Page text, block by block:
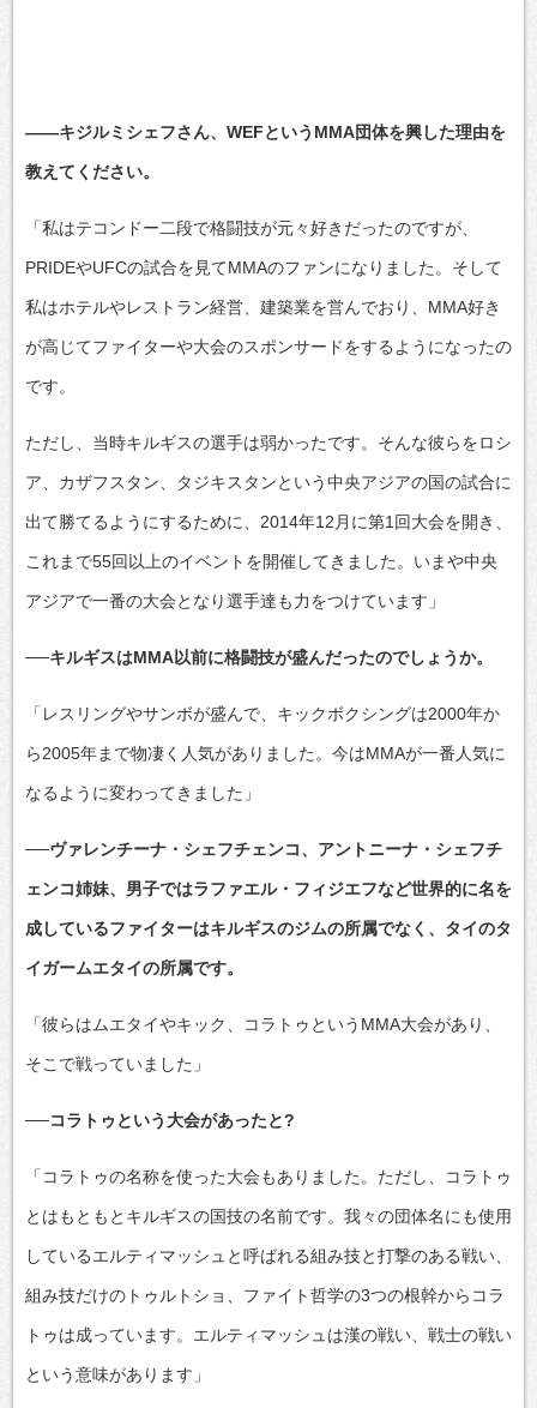
――キジルミシェフさん、WEFというMMA団体を興した理由を
教えてください。
「私はテコンドー二段で格闘技が元々好きだったのですが、
PRIDEやUFCの試合を見てMMAのファンになりました。そして
私はホテルやレストラン経営、建築業を営んでおり、MMA好き
が高じてファイターや大会のスポンサードをするようになったの
です。
ただし、当時キルギスの選手は弱かったです。そんな彼らをロシ
ア、カザフスタン、タジキスタンという中央アジアの国の試合に
出て勝てるようにするために、2014年12月に第1回大会を開き、
これまで55回以上のイベントを開催してきました。いまや中央
アジアで一番の大会となり選手達も力をつけています」
──キルギスはMMA以前に格闘技が盛んだったのでしょうか。
「レスリングやサンボが盛んで、キックボクシングは2000年か
ら2005年まで物凄く人気がありました。今はMMAが一番人気に
なるように変わってきました」
──ヴァレンチーナ・シェフチェンコ、アントニーナ・シェフチ
ェンコ姉妹、男子ではラファエル・フィジエフなど世界的に名を
成しているファイターはキルギスのジムの所属でなく、タイのタ
イガームエタイの所属です。
「彼らはムエタイやキック、コラトゥというMMA大会があり、
そこで戦っていました」
──コラトゥという大会があったと?
「コラトゥの名称を使った大会もありました。ただし、コラトゥ
とはもともとキルギスの国技の名前です。我々の団体名にも使用
しているエルティマッシュと呼ばれる組み技と打撃のある戦い、
組み技だけのトゥルトショ、ファイト哲学の3つの根幹からコラ
トゥは成っています。エルティマッシュは漢の戦い、戦士の戦い
という意味があります」